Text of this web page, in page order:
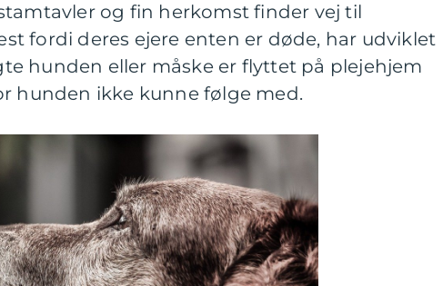
og fin herkomst finder vej til
fordi deres ejere enten er døde, har udviklet
hunden eller måske er flyttet på plejehjem
hunden ikke kunne følge med.